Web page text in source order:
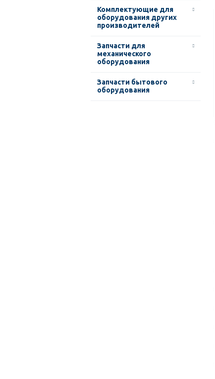
Комплектующие для
оборудования других
производителей
Запчасти для
механического
оборудования
Запчасти бытового
оборудования